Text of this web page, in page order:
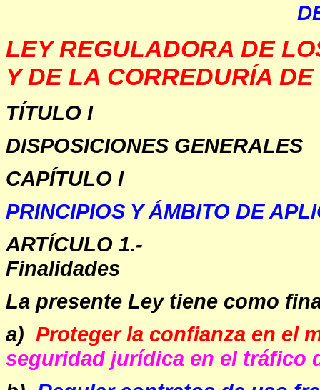
LEY REGULADORA DE
Y DE LA CORREDURÍA
TÍTULO I
DISPOSICIONES GENERALES
CAPÍTULO I
PRINCIPIOS Y ÁMBITO DE
ARTÍCULO 1.-
Finalidades
La presente Ley tiene como
a) Proteger la confianza en el
seguridad jurídica en el tráfico